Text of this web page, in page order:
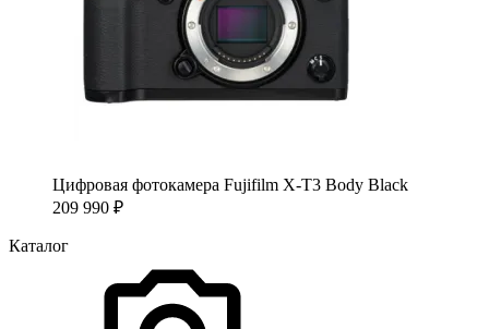
Цифровая фотокамера Fujifilm X-T3 Body Black
209 990 ₽
Каталог